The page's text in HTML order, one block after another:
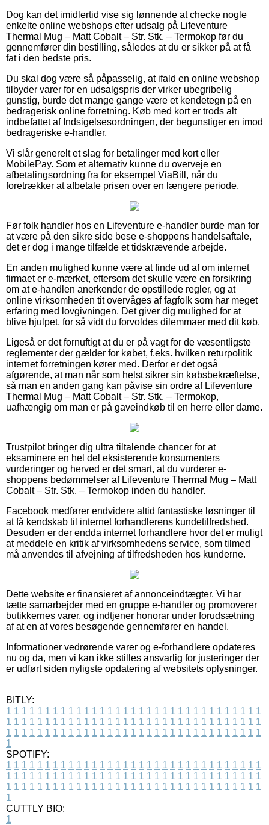
Dog kan det imidlertid vise sig lønnende at checke nogle
enkelte online webshops efter udsalg på Lifeventure
Thermal Mug – Matt Cobalt – Str. Stk. – Termokop før du
gennemfører din bestilling, således at du er sikker på at få
fat i den bedste pris.
Du skal dog være så påpasselig, at ifald en online webshop
tilbyder varer for en udsalgspris der virker ubegribelig
gunstig, burde det mange gange være et kendetegn på en
bedragerisk online forretning. Køb med kort er trods alt
indbefattet af Indsigelsesordningen, der begunstiger en imod
bedrageriske e-handler.
Vi slår generelt et slag for betalinger med kort eller
MobilePay. Som et alternativ kunne du overveje en
afbetalingsordning fra for eksempel ViaBill, når du
foretrækker at afbetale prisen over en længere periode.
Før folk handler hos en Lifeventure e-handler burde man for
at være på den sikre side bese e-shoppens handelsaftale,
det er dog i mange tilfælde et tidskrævende arbejde.
En anden mulighed kunne være at finde ud af om internet
firmaet er e-mærket, eftersom det skulle være en forsikring
om at e-handlen anerkender de opstillede regler, og at
online virksomheden tit overvåges af fagfolk som har meget
erfaring med lovgivningen. Det giver dig mulighed for at
blive hjulpet, for så vidt du forvoldes dilemmaer med dit køb.
Ligeså er det fornuftigt at du er på vagt for de væsentligste
reglementer der gælder for købet, f.eks. hvilken returpolitik
internet forretningen kører med. Derfor er det også
afgørende, at man når som helst sikrer sin købsbekræftelse,
så man en anden gang kan påvise sin ordre af Lifeventure
Thermal Mug – Matt Cobalt – Str. Stk. – Termokop,
uafhængig om man er på gaveindkøb til en herre eller dame.
Trustpilot bringer dig ultra tiltalende chancer for at
eksaminere en hel del eksisterende konsumenters
vurderinger og herved er det smart, at du vurderer e-
shoppens bedømmelser af Lifeventure Thermal Mug – Matt
Cobalt – Str. Stk. – Termokop inden du handler.
Facebook medfører endvidere altid fantastiske løsninger til
at få kendskab til internet forhandlerens kundetilfredshed.
Desuden er der endda internet forhandlere hvor det er muligt
at meddele en kritik af virksomhedens service, som tilmed
må anvendes til afvejning af tilfredsheden hos kunderne.
Dette website er finansieret af annonceindtægter. Vi har
tætte samarbejder med en gruppe e-handler og promoverer
butikkernes varer, og indtjener honorar under forudsætning
af at en af vores besøgende gennemfører en handel.
Informationer vedrørende varer og e-forhandlere opdateres
nu og da, men vi kan ikke stilles ansvarlig for justeringer der
er udført siden nyligste opdatering af websitets oplysninger.
BITLY:
1 1 1 1 1 1 1 1 1 1 1 1 1 1 1 1 1 1 1 1 1 1 1 1 1 1 1 1 1 1 1 1 1
1 1 1 1 1 1 1 1 1 1 1 1 1 1 1 1 1 1 1 1 1 1 1 1 1 1 1 1 1 1 1 1 1
1 1 1 1 1 1 1 1 1 1 1 1 1 1 1 1 1 1 1 1 1 1 1 1 1 1 1 1 1 1 1 1 1
1
SPOTIFY:
1 1 1 1 1 1 1 1 1 1 1 1 1 1 1 1 1 1 1 1 1 1 1 1 1 1 1 1 1 1 1 1 1
1 1 1 1 1 1 1 1 1 1 1 1 1 1 1 1 1 1 1 1 1 1 1 1 1 1 1 1 1 1 1 1 1
1 1 1 1 1 1 1 1 1 1 1 1 1 1 1 1 1 1 1 1 1 1 1 1 1 1 1 1 1 1 1 1 1
1
CUTTLY BIO:
1